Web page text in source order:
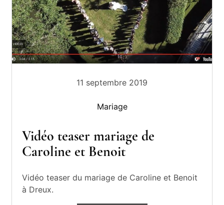
11 septembre 2019
Mariage
Vidéo teaser mariage de
Caroline et Benoit
Vidéo teaser du mariage de Caroline et Benoit
à Dreux.